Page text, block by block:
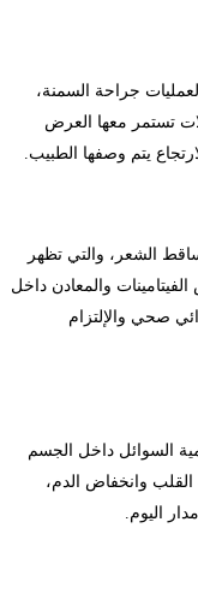
جراحة السمنة،
تستمر معها العرض
يتم وصفها الطبيب.
الشعر، والتي تظهر
والمعادن داخل
صحي والإلتزام
السوائل داخل الجسم
وانخفاض الدم،
اليوم.